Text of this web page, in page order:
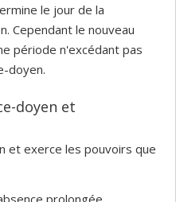
le jour de la
Cependant le nouveau
période n'excédant pas
doyen.
doyen et
et exerce les pouvoirs que
prolongée,